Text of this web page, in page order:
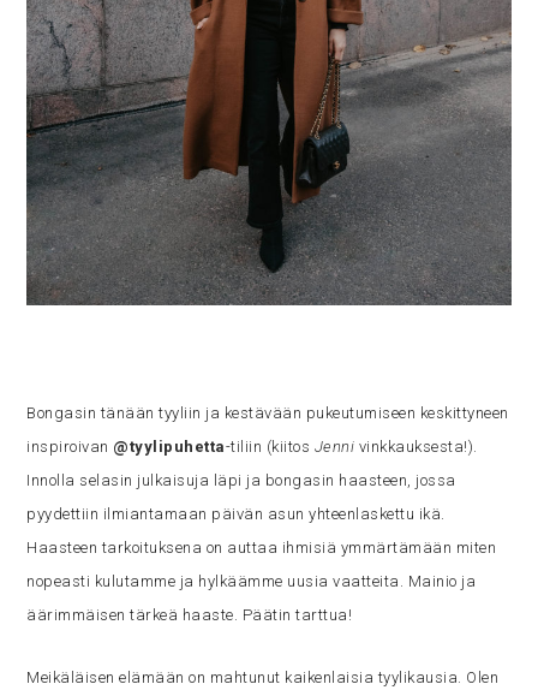
Bongasin tänään tyyliin ja kestävään pukeutumiseen keskittyneen
inspiroivan @tyylipuhetta-tiliin (kiitos Jenni vinkkauksesta!).
Innolla selasin julkaisuja läpi ja bongasin haasteen, jossa
pyydettiin ilmiantamaan päivän asun yhteenlaskettu ikä.
Haasteen tarkoituksena on auttaa ihmisiä ymmärtämään miten
nopeasti kulutamme ja hylkäämme uusia vaatteita. Mainio ja
äärimmäisen tärkeä haaste. Päätin tarttua!
Meikäläisen elämään on mahtunut kaikenlaisia tyylikausia. Olen